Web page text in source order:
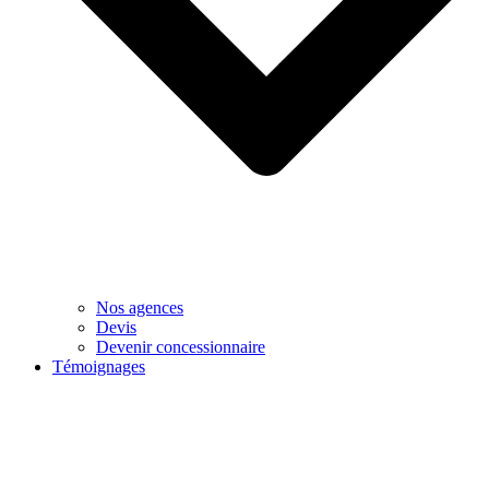
Nos agences
Devis
Devenir concessionnaire
Témoignages